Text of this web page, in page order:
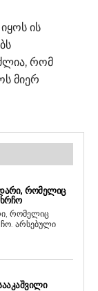
ის
რომ
მიერ
ᲠᲝᲛᲔᲚᲘᲪ
რომელიც
არსებული